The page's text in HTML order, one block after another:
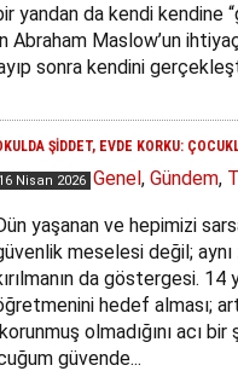
yandan da kendi kendine
Abraham Maslow’un
sonra kendini
ŞİDDET, EVDE KORKU:
16 Nisan 2026 Genel, Gündem,
yaşanan ve hepimizi
meselesi değil;
da göstergesi. 14
hedef alması;
olmadığını acı
güvende...